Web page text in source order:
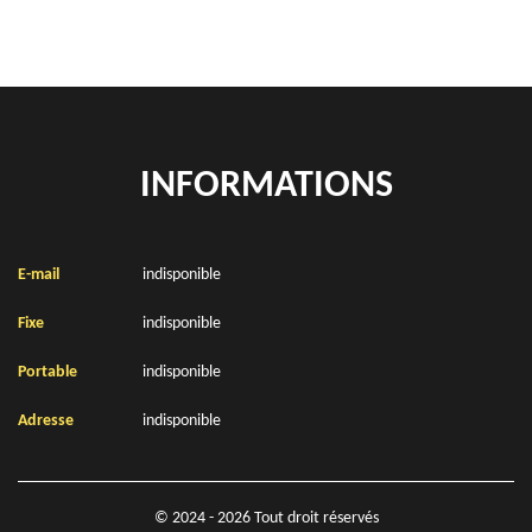
INFORMATIONS
E-mail indisponible
Fixe indisponible
Portable indisponible
Adresse indisponible
© 2024 - 2026 Tout droit réservés